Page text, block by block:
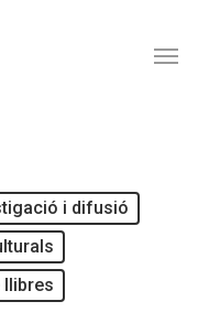
i difusió
llibres